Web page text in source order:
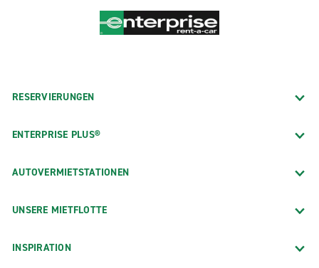
RESERVIERUNGEN
ENTERPRISE PLUS®
AUTOVERMIETSTATIONEN
UNSERE MIETFLOTTE
INSPIRATION